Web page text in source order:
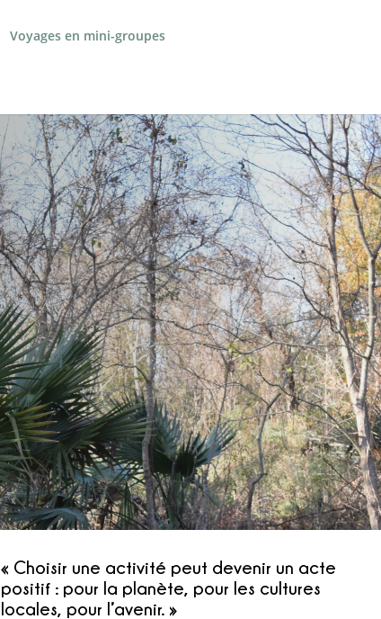
Voyages en mini-groupes
« Choisir une activité peut devenir un acte
positif : pour la planète, pour les cultures
locales, pour l’avenir. »